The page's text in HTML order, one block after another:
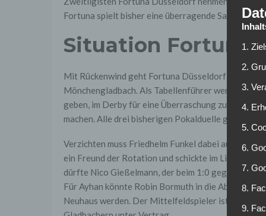
Fortuna spielt bisher eine überragende Saison.
Situation Fortuna
Mit Rückenwind geht Fortuna Düsseldorf in das
Mönchengladbach. Als Tabellenführer werden die
geben, im Derby für eine Überraschung zu sorgen.
machen. Alle drei bisherigen Pokalduelle gegen die
Verzichten muss Friedhelm Funkel dabei auf die
ein Freund der Rotation und schickte im
dürfte Nico Gießelmann, der beim 1:0 gegen
Für Ayhan könnte Robin Bormuth in die
Neuhaus werden. Der Mittelfeldspieler ist
1.
2.
3.
4.
5.
6.
7.
8.
9.